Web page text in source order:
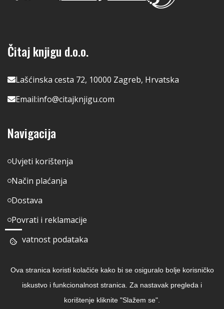
Čitaj knjigu d.o.o.
Lašćinska cesta 72, 10000 Zagreb, Hrvatska
Email:info@citajknjigu.com
Navigacija
Uvjeti korištenja
Način plaćanja
Dostava
Povrati i reklamacije
Privatnost podataka
Pratite nas
Ova stranica koristi kolačiće kako bi se osiguralo bolje korisničko
iskustvo i funkcionalnost stranica. Za nastavak pregleda i
korištenje kliknite "Slažem se".